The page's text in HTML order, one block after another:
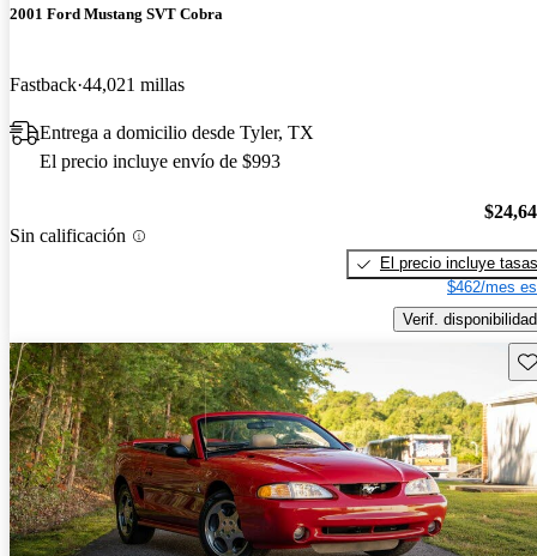
2001 Ford Mustang SVT Cobra
Fastback 44,021 millas
Entrega a domicilio desde Tyler, TX
El precio incluye envío de $993
Sin calificación
El precio incluye tasas
$462/mes
Verif. disponibilidad